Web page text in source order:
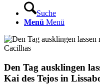
Suche
Menü Menü
Den Tag ausklingen
Kai des Tejos in